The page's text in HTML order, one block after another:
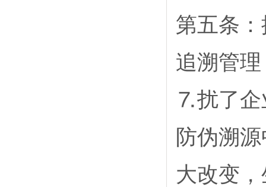
第五条
追溯管
⒎扰了企
防伪溯
大改变